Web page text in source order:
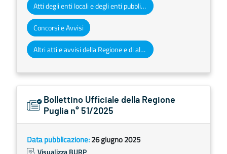
Atti degli enti locali e degli enti pubblici e privati
Concorsi e Avvisi
Altri atti e avvisi della Regione e di altri enti pubblici che interessano la collettività regionale
Bollettino Ufficiale della Regione
Puglia n° 51/2025
Data pubblicazione:26 giugno 2025
Visualizza BURP